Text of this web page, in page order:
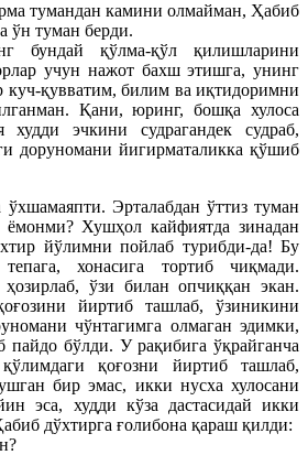
тумандан камини олмайман, Ҳабиб
ўн туман берди.
бундай қўлма-қўл қилишларини
учун нажот бахш этишга, унинг
қувватим, билим ва иқтидоримни
Қани, юринг, бошқа хулоса
эчкини судрагандек судраб,
доруномани йигирматаликка қўшиб
Эрталабдан ўттиз туман
ёмонми? Хушҳол кайфиятда зинадан
йўлимни пойлаб турибди-да! Бу
хонасига тортиб чиқмади.
ўзи билан опчиққан экан.
йиртиб ташлаб, ўзиникини
чўнтагимга олмаган эдимки,
пайдо бўлди. У рақибига ўқрайганча
қоғозни йиртиб ташлаб,
бир эмас, икки нусха хулосани
эса, худди кўза дастасидай икки
дўхтирга ғолибона қараш қилди: